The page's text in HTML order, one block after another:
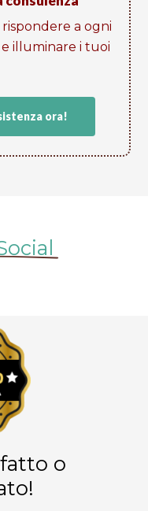
a ogni
illuminare i tuoi
ora!
o